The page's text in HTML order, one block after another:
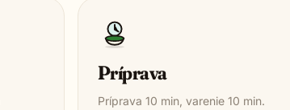
Príprava
Príprava 10 min, varenie 10 min.